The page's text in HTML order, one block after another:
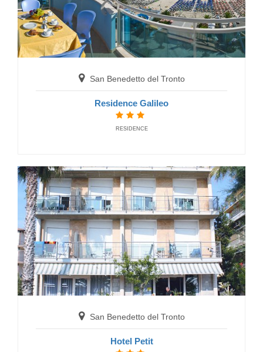
San Benedetto del Tronto
Hotel President
HOTELS
San Benedetto del Tronto
Hotel Riviera
HOTELS
San Benedetto del Tronto
Residence Galileo
RESIDENCE
San Benedetto del Tronto
Hotel Petit